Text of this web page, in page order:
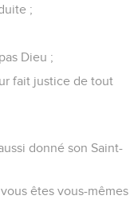
;
Dieu ;
fait justice de tout
donné son Saint-
êtes vous-mêmes